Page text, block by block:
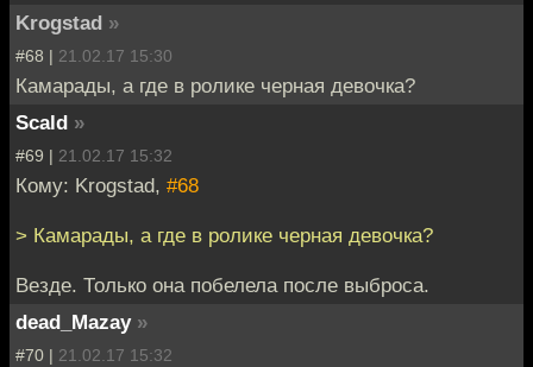
Krogstad »
#68 | 21.02.17 15:30
Камарады, а где в ролике черная девочка?
Scald »
#69 | 21.02.17 15:32
Кому: Krogstad, #68
> Камарады, а где в ролике черная девочка?
Везде. Только она побелела после выброса.
dead_Mazay »
#70 | 21.02.17 15:32